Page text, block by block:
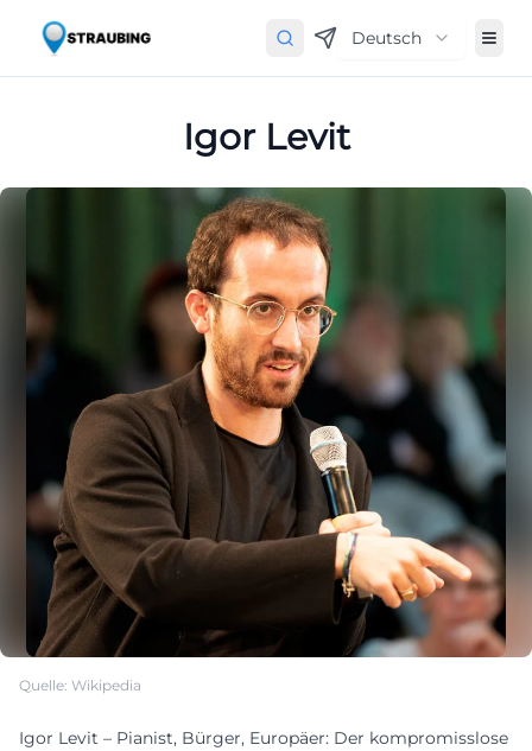
Deutsch
Igor Levit
Quelle: Wikipedia
Igor Levit – Pianist, Bürger, Europäer: Der kompromisslose